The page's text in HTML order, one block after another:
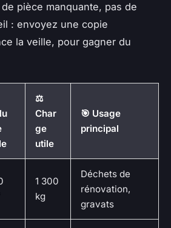
pièce manquante, pas de
: envoyez une copie
la veille, pour gagner du
⚖️
Char
ge
utile
🎯 Usage
principal
1 300
kg
Déchets de
rénovation,
gravats